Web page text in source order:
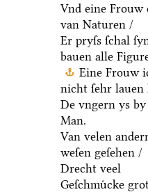
Vnd eine Frouw
van Naturen /
Er pryſs ſchal
bauen alle
Eine Frouw
nicht ſehr lauen
De vngern ys by
Man.
Van velen
weſen geſehen /
Drecht veel
Geſchmuͤcke